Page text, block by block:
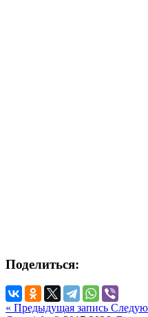
Поделиться:
« Предыдущая запись